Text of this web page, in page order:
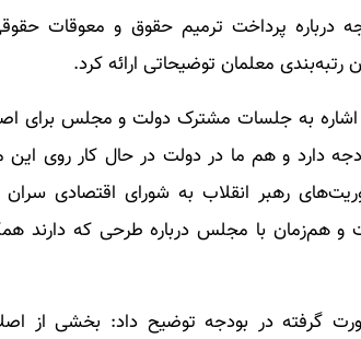
درباره پرداخت ترمیم حقوق و معوقات
معلمان توضیحاتی ارائه کرد.
به جلسات مشترک دولت و مجلس برای
دارد و هم ما در دولت در حال کار روی
رهبر انقلاب به شورای اقتصادی
هم‌زمان با مجلس درباره طرحی که دارند
گرفته در بودجه توضیح داد: بخشی از